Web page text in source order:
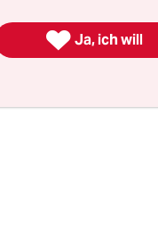
sich später
neuen
 Ja, ich will